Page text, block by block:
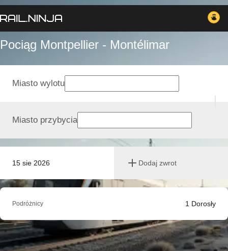
Pociąg Montpellier - Montélimar
15 sie 2026 Dodaj zwrot
Miasto wylotu
Miasto przybycia
Podróżnicy 1 Dorosły